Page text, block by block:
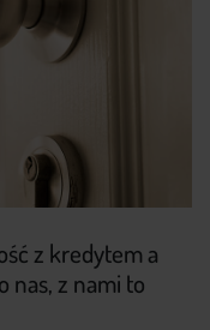
z kredytem a
nas, z nami to